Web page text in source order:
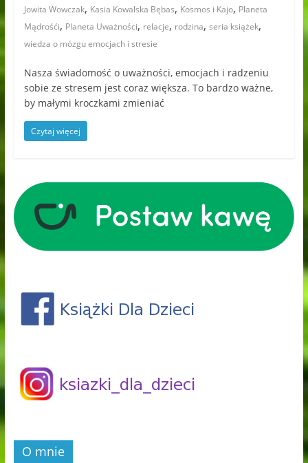
Jowita Wowczak, Kasia Kowalska Bębas, Kosmos i Kajo, Planeta
Mądrośći, Planeta Uważności, relacje, rodzina, seria książek,
wiedza o mózgu emocjach i stresie
Nasza świadomość o uważności, emocjach i radzeniu
sobie ze stresem jest coraz większa. To bardzo ważne,
by małymi kroczkami zmieniać
Czytaj więcej
O mnie